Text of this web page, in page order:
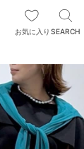
お気に入り SEARCH